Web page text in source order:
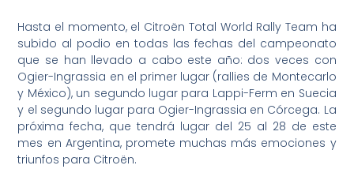
Hasta el momento, el Citroën Total World Rally Team ha
subido al podio en todas las fechas del campeonato
que se han llevado a cabo este año: dos veces con
Ogier-Ingrassia en el primer lugar (rallies de Montecarlo
y México), un segundo lugar para Lappi-Ferm en Suecia
y el segundo lugar para Ogier-Ingrassia en Córcega. La
próxima fecha, que tendrá lugar del 25 al 28 de este
mes en Argentina, promete muchas más emociones y
triunfos para Citroën.